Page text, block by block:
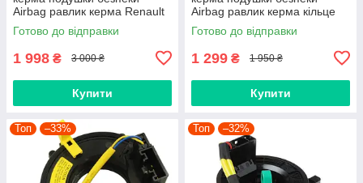
Airbag равлик керма Renault
Duster, Logan 2 II, Sandero II,
Lodgy, Dokker 255673295R
Готово до відправки
1 998 ₴ 3 000 ₴
Купити
Airbag равлик керма кільце
TOYOTA Land Cruiser
8430633090 84306-33090
Готово до відправки
1 299 ₴ 1 950 ₴
Купити
Топ –33% Топ –32%